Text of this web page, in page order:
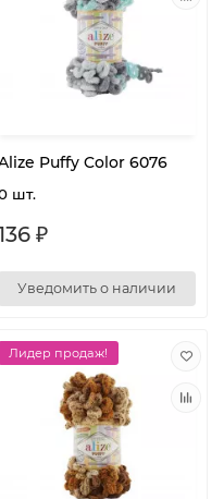
Puffy Color 6076
шт.
₽
Уведомить о наличии
Лидер продаж!